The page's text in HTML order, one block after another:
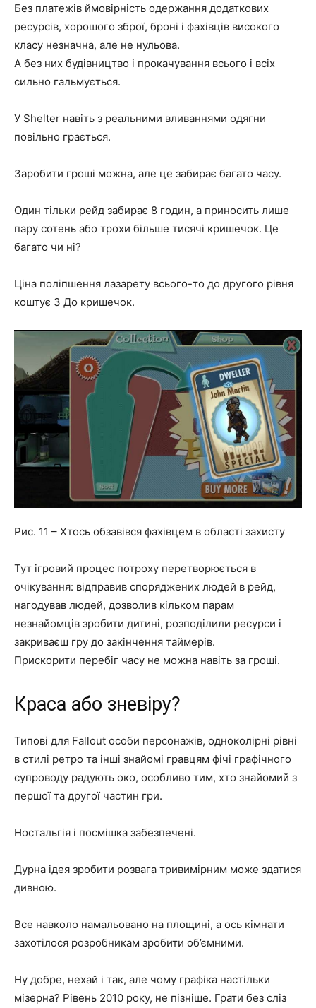
Без платежів ймовірність одержання додаткових
ресурсів, хорошого зброї, броні і фахівців високого
класу незначна, але не нульова.
А без них будівництво і прокачування всього і всіх
сильно гальмується.
У Shelter навіть з реальними вливаннями одягни
повільно грається.
Заробити гроші можна, але це забирає багато часу.
Один тільки рейд забирає 8 годин, а приносить лише
пару сотень або трохи більше тисячі кришечок. Це
багато чи ні?
Ціна поліпшення лазарету всього-то до другого рівня
коштує 3 До кришечок.
Рис. 11 – Хтось обзавівся фахівцем в області захисту
Тут ігровий процес потроху перетворюється в
очікування: відправив споряджених людей в рейд,
нагодував людей, дозволив кільком парам
незнайомців зробити дитині, розподілили ресурси і
закриваєш гру до закінчення таймерів.
Прискорити перебіг часу не можна навіть за гроші.
Краса або зневіру?
Типові для Fallout особи персонажів, одноколірні рівні
в стилі ретро та інші знайомі гравцям фічі графічного
супроводу радують око, особливо тим, хто знайомий з
першої та другої частин гри.
Ностальгія і посмішка забезпечені.
Дурна ідея зробити розвага тривимірним може здатися
дивною.
Все навколо намальовано на площині, а ось кімнати
захотілося розробникам зробити об’ємними.
Ну добре, нехай і так, але чому графіка настільки
мізерна? Рівень 2010 року, не пізніше. Грати без сліз